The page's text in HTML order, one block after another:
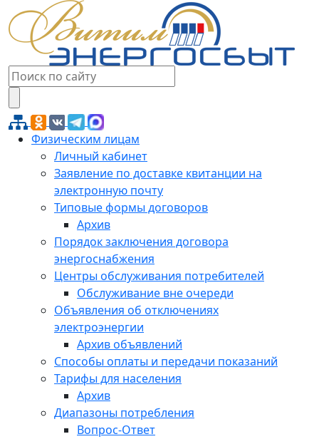
Физическим лицам
Личный кабинет
Заявление по доставке квитанции на
электронную почту
Типовые формы договоров
Архив
Порядок заключения договора
энергоснабжения
Центры обслуживания потребителей
Обслуживание вне очереди
Объявления об отключениях
электроэнергии
Архив объявлений
Способы оплаты и передачи показаний
Тарифы для населения
Архив
Диапазоны потребления
Вопрос-Ответ